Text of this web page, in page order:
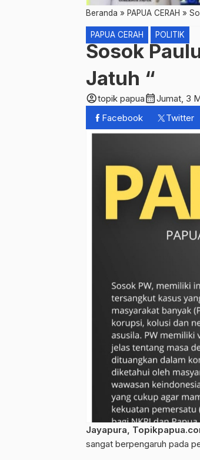
Beranda » PAPUA CERAH »
PAPUA CERAH POLITIK
Sosok
Jatuh “
account_circletopik papuacalendar_monthJumat, 3
Facebook
Twitter
Jayapura,
sangat berpengaruh pada